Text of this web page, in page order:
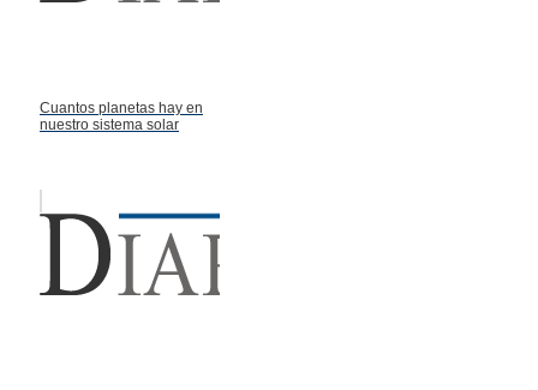
Cuantos planetas hay en
nuestro sistema solar